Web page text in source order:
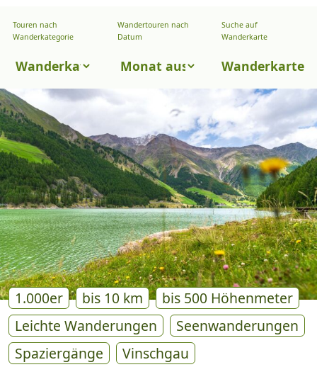
M
S
P
R
I
N
G
E
N
Touren nach
Wanderkategorie
Touren
Wanderkategorie
Wandertouren nach
Datum
Wandertouren
Datum
Suche auf
Wanderkarte
Wanderkarte
1.000er bis 10 km
bis 500 Höhenmeter
Leichte Wanderungen
Seenwanderungen
Spaziergänge
Vinschgau